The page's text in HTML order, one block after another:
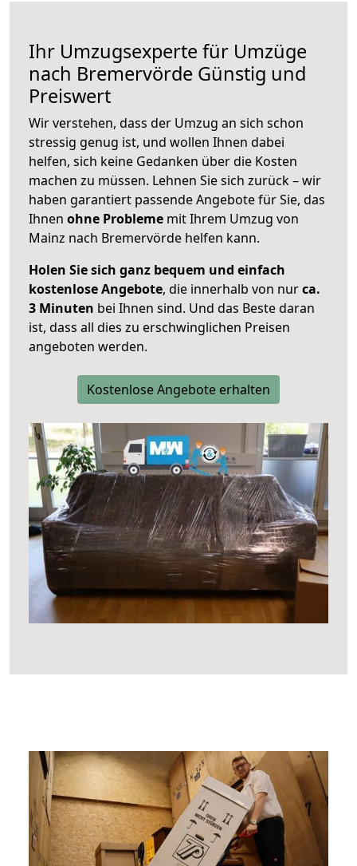
Ihr Umzugsexperte für Umzüge
nach Bremervörde Günstig und
Preiswert
Wir verstehen, dass der Umzug an sich schon
stressig genug ist, und wollen Ihnen dabei
helfen, sich keine Gedanken über die Kosten
machen zu müssen. Lehnen Sie sich zurück – wir
haben garantiert passende Angebote für Sie, das
Ihnen ohne Probleme mit Ihrem Umzug von
Mainz nach Bremervörde helfen kann.
Holen Sie sich ganz bequem und einfach
kostenlose Angebote, die innerhalb von nurca.
3 Minuten bei Ihnen sind. Und das Beste daran
ist, dass all dies zu erschwinglichen Preisen
angeboten werden.
Kostenlose Angebote erhalten